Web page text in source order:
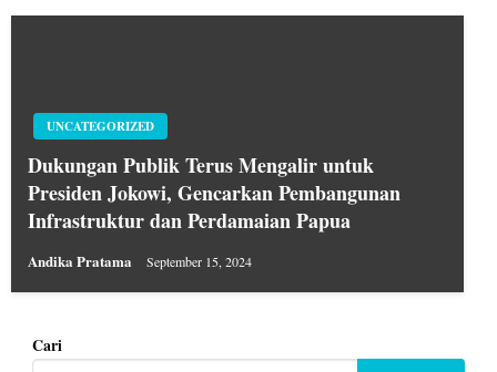
UNCATEGORIZED
Dukungan Publik Terus Mengalir untuk
Presiden Jokowi, Gencarkan Pembangunan
Infrastruktur dan Perdamaian Papua
Andika Pratama September 15, 2024
Cari